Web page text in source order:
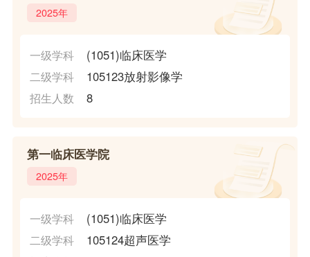
2025年
一级学科 (1051)临床医学
二级学科 105123放射影像学
招生人数 8
第一临床医学院
2025年
一级学科 (1051)临床医学
二级学科 105124超声医学